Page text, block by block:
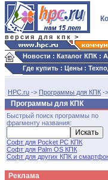
версия для кпк >
Новости : Каталог КПК :
Где купить : Цены :
HPC.ru -> Программы для КПК ->
Программы для КПК
Быстрый поиск программы по
фрагменту названия:
Софт для Pocket PC КПК
Софт для Palm OS КПК
Софт для других КПК и
Реклама